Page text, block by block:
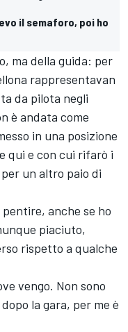
il semaforo, poi ho
ma della guida: per
rappresentavan
da pilota negli
è andata come
in una posizione
qui e con cui rifarò i
un altro paio di
anche se ho
piaciuto,
rispetto a qualche
vengo. Non sono
la gara, per me è